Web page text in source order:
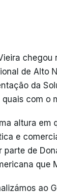
chegou
de Alto
da
quais com o
altura em
e
parte de
que
ao